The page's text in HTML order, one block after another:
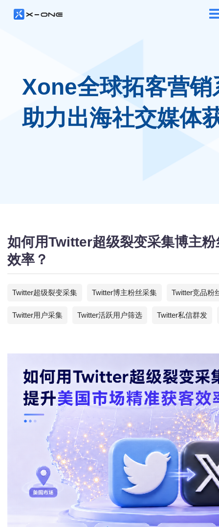
Xone全球拓客营销
助力出海社交媒体
如何用Twitter超级裂变采集博主
效率？
Twitter超级裂变采集 Twitter博主粉丝采集 Twitter竞品粉
Twitter用户采集 Twitter活跃用户筛选 Twitter私信群发